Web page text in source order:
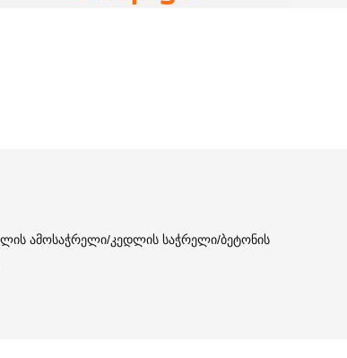
ამოსაჭრელი/კედლის საჭრელი/ბეტონის